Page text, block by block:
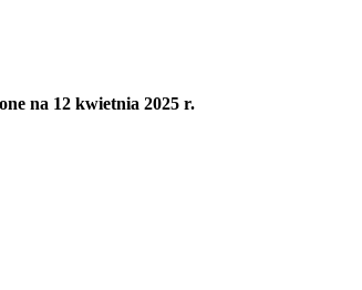
na 12 kwietnia 2025 r.